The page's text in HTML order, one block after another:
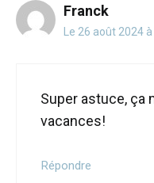
Franck
Le 26 août 2024 à
Super astuce, ça
vacances!
Répondre